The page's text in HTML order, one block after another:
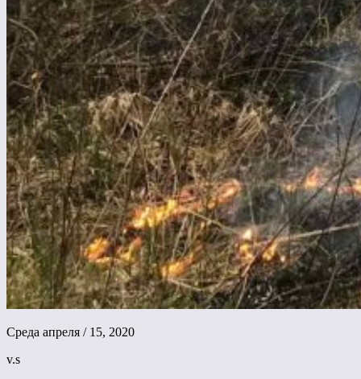
Среда апреля / 15, 2020
v.s